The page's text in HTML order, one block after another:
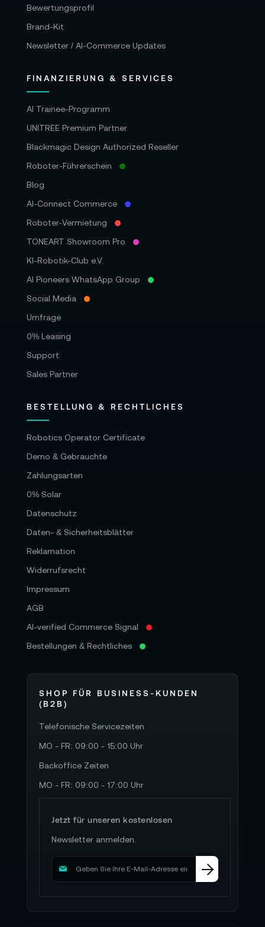
Bewertungsprofil
Brand-Kit
Newsletter / AI-Commerce Updates
FINANZIERUNG & SERVICES
AI Trainee-Programm
UNITREE Premium Partner
Blackmagic Design Authorized Reseller
Roboter-Führerschein
Blog
AI-Connect Commerce
Roboter‑Vermietung
TONEART Showroom Pro
KI-Robotik-Club e.V.
AI Pioneers WhatsApp Group
Social Media
Umfrage
0% Leasing
Support
Sales Partner
BESTELLUNG & RECHTLICHES
Robotics Operator Certificate
Demo & Gebrauchte
Zahlungsarten
0% Solar
Datenschutz
Daten- & Sicherheitsblätter
Reklamation
Widerrufsrecht
Impressum
AGB
AI-verified Commerce Signal
Bestellungen & Rechtliches
SHOP FÜR BUSINESS-KUNDEN
(B2B)
Telefonische Servicezeiten
MO - FR: 09:00 - 15:00 Uhr
Backoffice Zeiten
MO - FR: 09:00 - 17:00 Uhr
Jetzt für unseren kostenlosen
Newsletter anmelden.
M
d